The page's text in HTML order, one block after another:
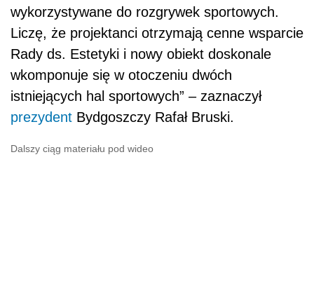
wykorzystywane do rozgrywek sportowych.
Liczę, że projektanci otrzymają cenne wsparcie
Rady ds. Estetyki i nowy obiekt doskonale
wkomponuje się w otoczeniu dwóch
istniejących hal sportowych” – zaznaczył
prezydent Bydgoszczy Rafał Bruski.
Dalszy ciąg materiału pod wideo